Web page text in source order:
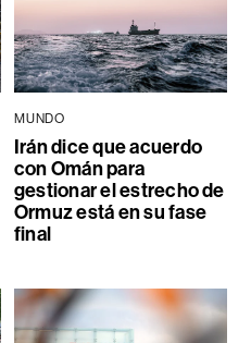
MUNDO
Irán dice que acuerdo
con Omán para
gestionar el estrecho de
Ormuz está en su fase
final